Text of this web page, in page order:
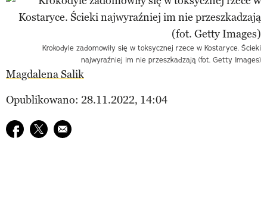
Krokodyle zadomowiły się w toksycznej rzece w Kostaryce. Ścieki
najwyraźniej im nie przeszkadzają (fot. Getty Images)
Magdalena Salik
Opublikowano: 28.11.2022, 14:04
Udostępnij na facebook
Udostępnij na twitter
E-mail do przyjaciela